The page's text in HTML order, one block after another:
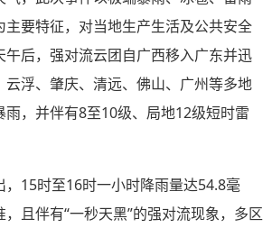
主要特征，对当地生产生活及公共安全
午后，强对流云团自广西移入广东并迅
云浮、肇庆、清远、佛山、广州等多地
雨，并伴有8至10级、局地12级短时雷
，15时至16时一小时降雨量达54.8毫
且伴有“一秒天黑”的强对流现象，多区